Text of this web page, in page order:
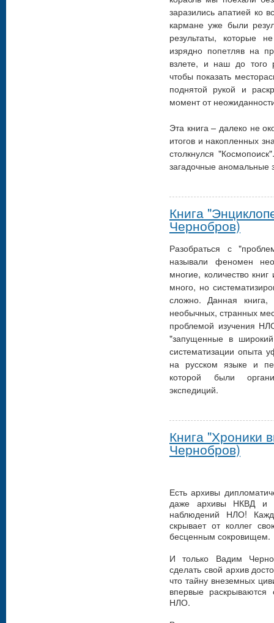
заразились апатией ко
кармане уже были
результаты, которые
изрядно попетляв на
взлете, и наш до того
чтобы показать
поднятой рукой и
момент от
Эта книга – далеко не
итогов и накопленных
столкнулся
загадочные аномальные
Книга
Чернобров)
Разобраться с
называли феномен
многие, количество
много, но
сложно. Данная книга,
необычных, странных
проблемой изучения
"запущенные в
систематизации опыта
на русском языке и
которой были
экспедиций.
Книга "Хроники
Чернобров)
Есть архивы
даже архивы НКВД и
наблюдений НЛО!
скрывает от коллег
бесценным сокровищем.
И только Вадим
сделать свой архив
что тайну внеземных
впервые раскрываются
НЛО.